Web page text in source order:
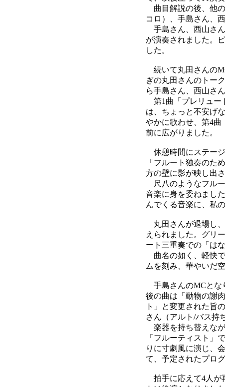
曲目解説の後、他
コロ）、手島さん、
手島さん、西山さ
が演奏されました。
した。
続いて丸田さんの
ぎの丸田さんのトー
ら手島さん、西山さ
第1曲「プレリュー
は、ちょっと不安げ
やかに歌わせ、第4曲
前に広がりました。
休憩時間にステー
「フルート独奏のた
方の壁に影が映し出さ
尺八のようなフル
音楽に身を委ねまし
んでくる音楽に、私
丸田さんが退場し
えられました。グリ
ート三重奏での「は
曲名の如く、軽快
ムを刻み、華やいだ
手島さんのMCとな
後の曲は「動物の謝
ト」と変更された旨
さん（アルト/バス持
楽器を持ち替えな
「フルーティスト」
りに寸劇風に演じ、
て、予定されたプロ
拍手に応えて4人が